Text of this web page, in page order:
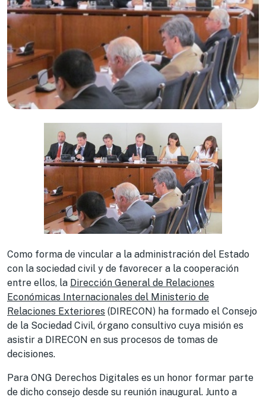
Como forma de vincular a la administración del Estado
con la sociedad civil y de favorecer a la cooperación
entre ellos, la Dirección General de Relaciones
Económicas Internacionales del Ministerio de
Relaciones Exteriores (DIRECON) ha formado el Consejo
de la Sociedad Civil, órgano consultivo cuya misión es
asistir a DIRECON en sus procesos de tomas de
decisiones.
Para ONG Derechos Digitales es un honor formar parte
de dicho consejo desde su reunión inaugural. Junto a